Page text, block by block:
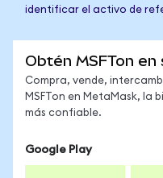
identificar el activo de
Obtén MSFTon en
Compra, vende,
MSFTon en MetaMask, la
más confiable.
Google Play